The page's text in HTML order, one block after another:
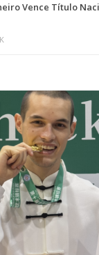
Vence Título